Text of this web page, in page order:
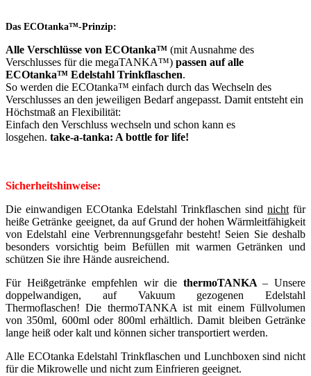
Das ECOtanka™-Prinzip:
Alle Verschlüsse von ECOtanka™ (mit Ausnahme des
Verschlusses für die megaTANKA™) passen auf alle
ECOtanka™ Edelstahl Trinkflaschen.
So werden die ECOtanka™ einfach durch das Wechseln des
Verschlusses an den jeweiligen Bedarf angepasst. Damit entsteht ein
Höchstmaß an Flexibilität:
Einfach den Verschluss wechseln und schon kann es
losgehen. take-a-tanka: A bottle for life!
Sicherheitshinweise:
Die einwandigen ECOtanka Edelstahl Trinkflaschen sind nichtfür
heiße Getränke geeignet, da auf Grund der hohen Wärmleitfähigkeit
von Edelstahl eine Verbrennungsgefahr besteht! Seien Sie deshalb
besonders vorsichtig beim Befüllen mit warmen Getränken und
schützen Sie ihre Hände ausreichend.
Für Heißgetränke empfehlen wir die thermoTANKA– Unsere
doppelwandigen, auf Vakuum gezogenen Edelstahl
Thermoflaschen! Die thermoTANKA ist mit einem Füllvolumen
von 350ml, 600ml oder 800ml erhältlich. Damit bleiben Getränke
lange heiß oder kalt und können sicher transportiert werden.
Alle ECOtanka Edelstahl Trinkflaschen und Lunchboxen sind nicht
für die Mikrowelle und nicht zum Einfrieren geeignet.